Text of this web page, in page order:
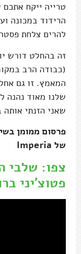
טרייה ייקח
הרידוד במכונה
להרים צלחת
זה בהחלט דורש
(כבודה הרב
המאמץ. זו גם
שלנו מאוד נהנה
שאני הזנתי
של Imperia
צפו: שלבי
פטוצ'יני